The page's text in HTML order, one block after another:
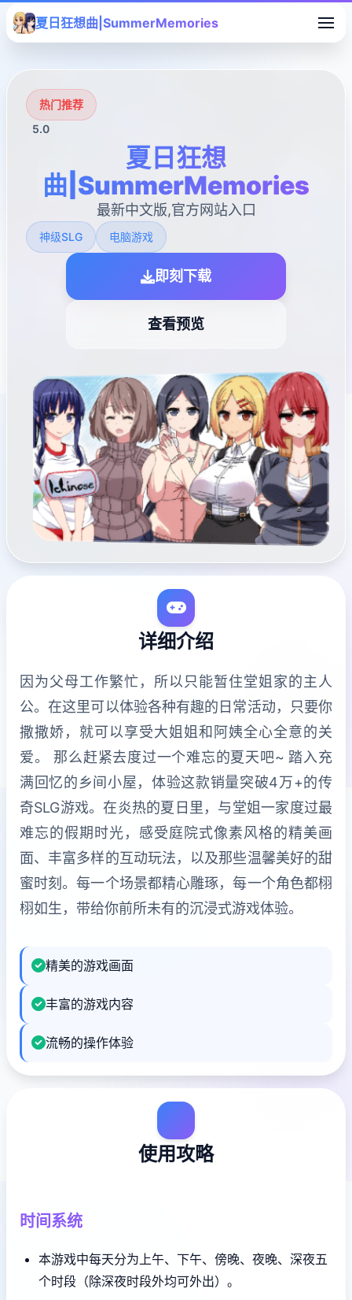
夏日狂想曲|SummerMemories
热门推荐
5.0
夏日狂想
曲|SummerMemories
最新中文版,官方网站入口
神级SLG 电脑游戏
即刻下载
查看预览
详细介绍
因为父母工作繁忙，所以只能暂住堂姐家的主人
公。在这里可以体验各种有趣的日常活动，只要你
撒撒娇，就可以享受大姐姐和阿姨全心全意的关
爱。 那么赶紧去度过一个难忘的夏天吧~ 踏入充
满回忆的乡间小屋，体验这款销量突破4万+的传
奇SLG游戏。在炎热的夏日里，与堂姐一家度过最
难忘的假期时光，感受庭院式像素风格的精美画
面、丰富多样的互动玩法，以及那些温馨美好的甜
蜜时刻。每一个场景都精心雕琢，每一个角色都栩
栩如生，带给你前所未有的沉浸式游戏体验。
精美的游戏画面
丰富的游戏内容
流畅的操作体验
使用攻略
时间系统
本游戏中每天分为上午、下午、傍晚、夜晚、深夜五
个时段（除深夜时段外均可外出）。